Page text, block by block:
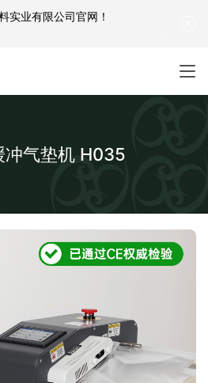
冲气垫机 H035
实业有限公司官网 ！